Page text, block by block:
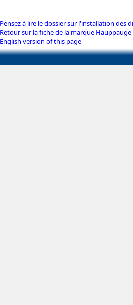
Pensez à lire le dossier sur l'installation des
Retour sur la fiche de la marque Hauppauge
English version of this page